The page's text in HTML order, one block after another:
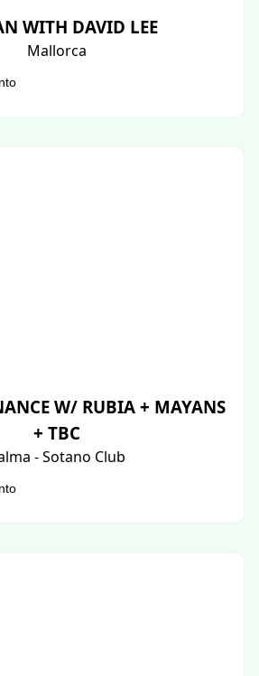
WITH DAVID LEE
Mallorca
W/ RUBIA + MAYANS
+ TBC
- Sotano Club